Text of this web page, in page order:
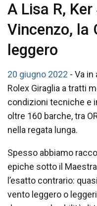
A Lisa R,
Vincenzo, la
leggero
20 giugno 2022 - Va in
Rolex Giraglia a tratti
condizioni tecniche e
oltre 160 barche, tra
nella regata lunga.
Spesso abbiamo
epiche sotto il
l’esatto contrario:
vento leggero o